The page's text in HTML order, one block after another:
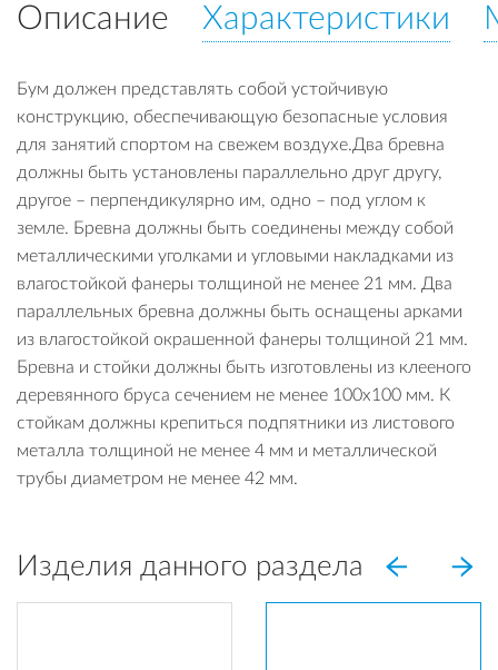
Описание Характеристики
Бум должен представлять собой устойчивую
конструкцию, обеспечивающую безопасные условия
для занятий спортом на свежем воздухе.Два бревна
должны быть установлены параллельно друг другу,
другое – перпендикулярно им, одно – под углом к
земле. Бревна должны быть соединены между собой
металлическими уголками и угловыми накладками из
влагостойкой фанеры толщиной не менее 21 мм. Два
параллельных бревна должны быть оснащены арками
из влагостойкой окрашенной фанеры толщиной 21 мм.
Бревна и стойки должны быть изготовлены из клееного
деревянного бруса сечением не менее 100х100 мм. К
стойкам должны крепиться подпятники из листового
металла толщиной не менее 4 мм и металлической
трубы диаметром не менее 42 мм.
Изделия данного раздела